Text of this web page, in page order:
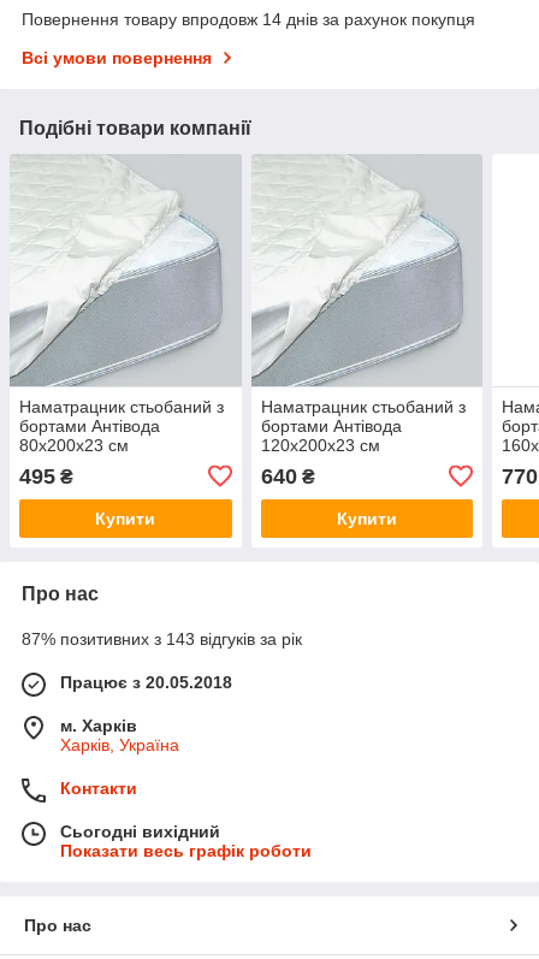
Повернення товару впродовж 14 днів за рахунок покупця
Всі умови повернення
Подібні товари компанії
Наматрацник стьобаний з
бортами Антівода
80х200х23 см
495 ₴
Купити
Наматрацник стьобаний з
бортами Антівода
120х200х23 см
640₴
Купити
770
Про нас
87% позитивних з 143 відгуків за рік
Працює з 20.05.2018
м. Харків
Харків, Україна
Контакти
Сьогодні вихідний
Показати весь графік роботи
Про нас